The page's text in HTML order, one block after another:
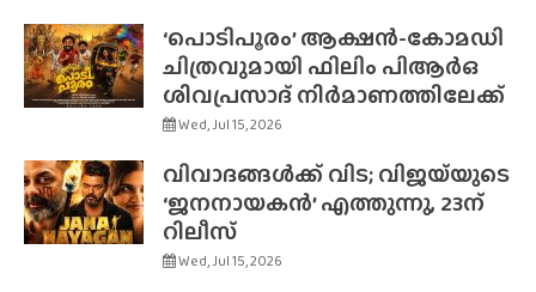
‘പൊടിപൂരം’ ആക്ഷൻ-കോമഡി
ചിത്രവുമായി ഫിലിം പിആർഒ
ശിവപ്രസാദ് നിർമാണത്തിലേക്ക്
Wed, Jul 15, 2026
വിവാദങ്ങൾക്ക് വിട; വിജയ്‌യുടെ
‘ജനനായകൻ’ എത്തുന്നു, 23ന്
റിലീസ്
Wed, Jul 15, 2026